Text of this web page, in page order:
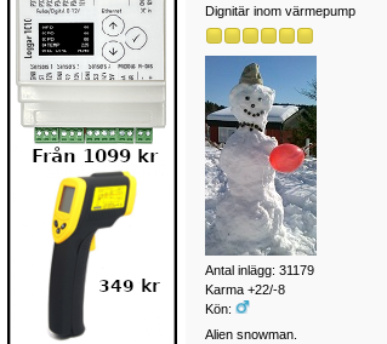
Dignitär inom värmepump
Antal inlägg: 31179
Karma +22/-8
Kön:
Alien snowman.